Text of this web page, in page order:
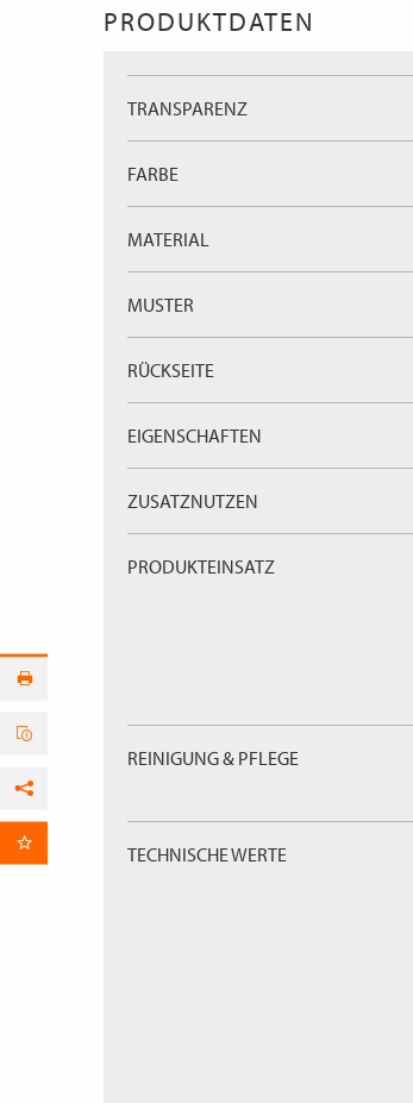
PRODUKTDATEN
TRANSPARENZ
FARBE
MATERIAL
MUSTER
RÜCKSEITE
EIGENSCHAFTEN
ZUSATZNUTZEN
PRODUKTEINSATZ
REINIGUNG & PFLEGE
TECHNISCHE WERTE
per E-Mail